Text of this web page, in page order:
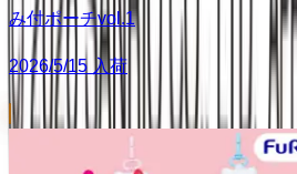
み付ポーチvol.1
2026/5/15 入荷